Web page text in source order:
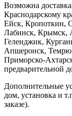
Возможна
Краснодарскому
Ейск, Кропоткин,
Лабинск, Крымск,
Геленджик,
Апшеронск,
Приморско-
предварительной
Дополнительные
дом, установка и
заказе).